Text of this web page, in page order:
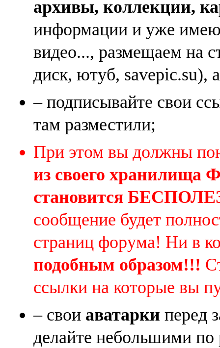
архивы, коллекции,
информации и уже
видео..., размещаем на
диск, ютуб, savepic.su),
– подписывайте свои
там разместили;
При этом вы должны
из своего
становится
сообщение будет
страниц форума! Ни в
подобным образом!!!
ссылки на которые вы
– свои аватарки перед
делайте небольшими по